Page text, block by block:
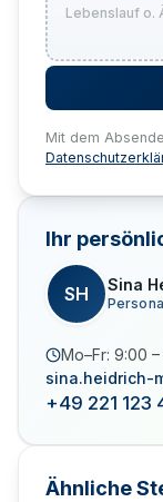
Lebenslauf o.
Mit dem
Ihr
SH Sina
Mo–Fr: 9:00
sina.heidrich-
+49 221 123
Ähnliche